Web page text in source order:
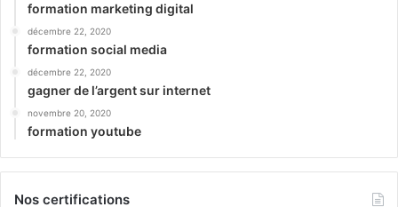
formation marketing digital
décembre 22, 2020
formation social media
décembre 22, 2020
gagner de l’argent sur internet
novembre 20, 2020
formation youtube
Nos certifications